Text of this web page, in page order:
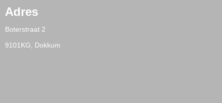
Adres
Boterstraat 2
9101KG, Dokkum